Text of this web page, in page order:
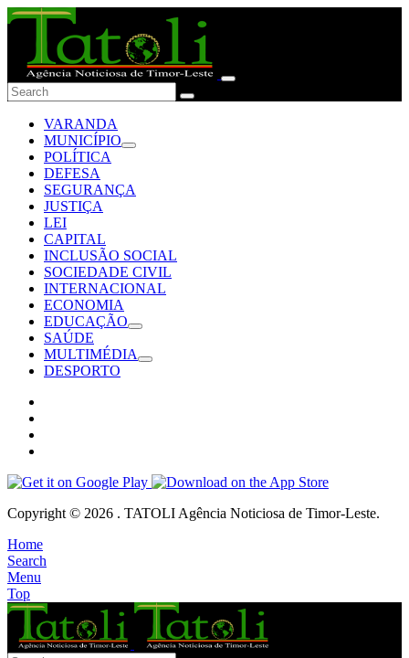
VARANDA
MUNICÍPIO
POLÍTICA
DEFESA
SEGURANÇA
JUSTIÇA
LEI
CAPITAL
INCLUSÃO SOCIAL
SOCIEDADE CIVIL
INTERNACIONAL
ECONOMIA
EDUCAÇÃO
SAÚDE
MULTIMÉDIA
DESPORTO
Copyright © 2026 . TATOLI Agência Noticiosa de Timor-Leste.
Home
Search
Menu
Top